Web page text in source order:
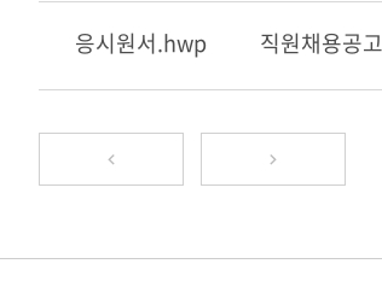
응시원서.hwp 직원채용공